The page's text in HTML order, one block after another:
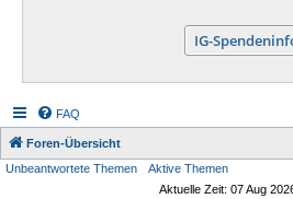
IG-
FAQ
Foren-Übersicht
Unbeantwortete Themen
Aktive Themen
Aktuelle Zeit: 07 Aug